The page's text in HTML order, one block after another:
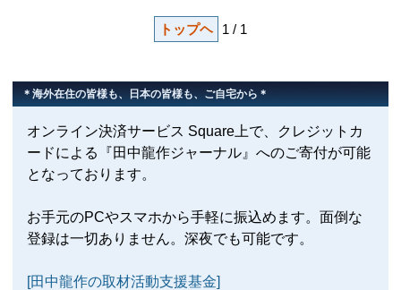
トップヘ 1 / 1
＊海外在住の皆様も、日本の皆様も、ご自宅から＊
オンライン決済サービス Square上で、クレジットカ
ードによる『田中龍作ジャーナル』へのご寄付が可能
となっております。
お手元のPCやスマホから手軽に振込めます。面倒な
登録は一切ありません。深夜でも可能です。
[田中龍作の取材活動支援基金]